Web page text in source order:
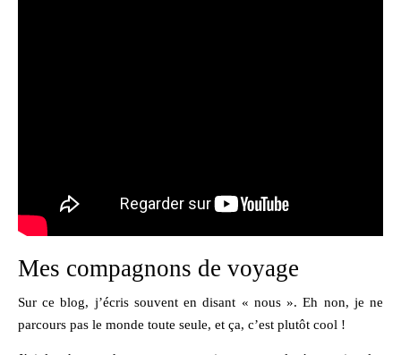
Mes compagnons de voyage
Sur ce blog, j’écris souvent en disant « nous ». Eh non, je ne
parcours pas le monde toute seule, et ça, c’est plutôt cool !